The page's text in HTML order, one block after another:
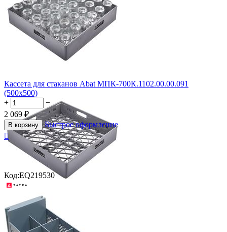
Кассета для стаканов Abat МПК-700К.1102.00.00.091
(500х500)
+
−
2 069 ₽
В корзину
Быстрое оформление

Код:EQ219530